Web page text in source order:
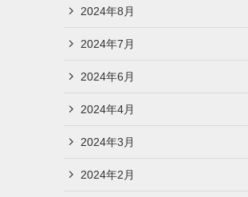
2024年8月
2024年7月
2024年6月
2024年4月
2024年3月
2024年2月